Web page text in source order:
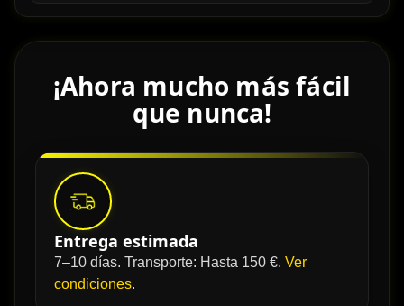
¡Ahora mucho más fácil
que nunca!
Entrega estimada
7–10 días. Transporte: Hasta 150 €. Ver
condiciones.